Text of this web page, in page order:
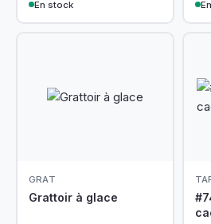
En stock
GRAT
Grattoir à glace